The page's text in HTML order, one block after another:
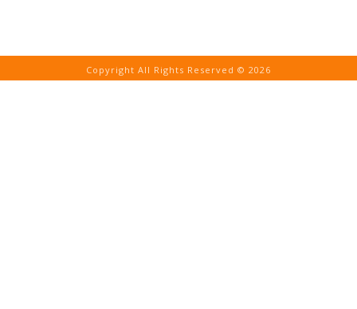
Copyright All Rights Reserved © 2026